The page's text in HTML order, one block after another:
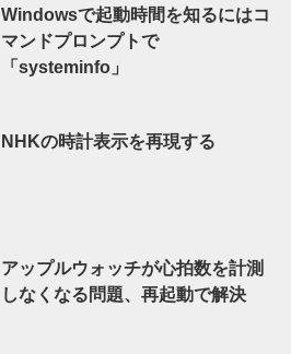
Windowsで起動時間を知るにはコ
マンドプロンプトで
「systeminfo」
NHKの時計表示を再現する
アップルウォッチが心拍数を計測
しなくなる問題、再起動で解決